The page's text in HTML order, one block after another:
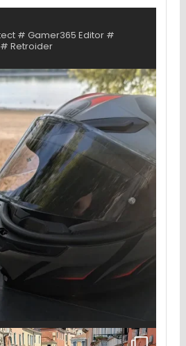
# Gamer365 Editor #
Retroider